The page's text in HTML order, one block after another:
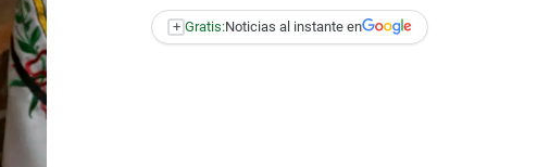
+ Gratis:Noticias al instante en